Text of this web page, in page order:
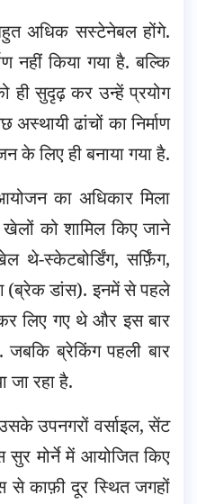
अधिक सस्टेनेबल होंगे.
नहीं किया गया है. बल्कि
ही सुदृढ़ कर उन्हें प्रयोग
ढांचों का निर्माण
के लिए ही बनाया गया है.
का अधिकार मिला
को शामिल किए जाने
थे-स्केटबोर्डिंग, सर्फ़िंग,
(ब्रेक डांस). इनमें से पहले
कर लिए गए थे और इस बार
जबकि ब्रेकिंग पहली बार
रहा है.
उपनगरों वर्साइल, सेंट
सुर मोर्ने में आयोजित किए
काफ़ी दूर स्थित जगहों